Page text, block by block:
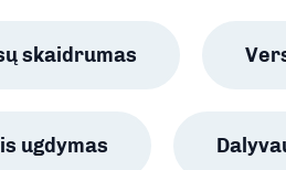
skaidrumas
ugdymas